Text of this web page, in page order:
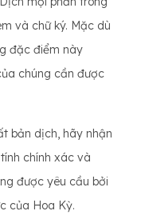
và chữ ký. Mặc dù
đặc điểm này
chúng cần được
bản dịch, hãy nhận
chính xác và
được yêu cầu bởi
của Hoa Kỳ.